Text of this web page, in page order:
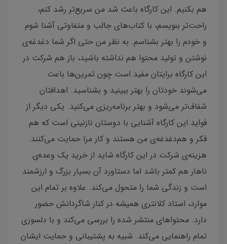
هم بکنیم. این کارگاه باعث شد من سریع‌تر رشد کنم،
راحت‌تر بنویسم، با کتاب‌های جالب و متفاوتی آشنا شوم
و خودم را بهتر بشناسم. به نظر من حتی اگر شما دغدغه‌ی
نوشتن و تولید محتوا هم نداشته باشید، باز هم شرکت در
این کارگاه برایتان مفید است چون تمرین‌ها باعث
می‌شوند خودتان را بهتر ببینید و بشناسید. اهدافتان
شفاف‌تر می‌شود و بهتر برنامه‌ریزی می‌کنید. یکی دیگر از
فواید این کارگاه آشنایی با دوستان نازنینی است که هم
فکر و هم‌دغدغه‌ی من هستند و کار مرا حمایت می‌کنند.
هزینه‌ی شرکت در این کارگاه شاید از خرید یک وعده‌ی
ناهار هم کمتر باشد اما دستاورد آن بسیار بزرگ و ارزشمند
است و زندگی شما را متحول می‌کند. علاوه بر تمام این
موارد، استاد کلانتری همیشه در کنار شاگردانش حضور
دارد. محتواهای منتشر شده را بررسی می‌کند و با دلسوزی
تمام راهنمایی می‌کند. شبیه به پشتیبانی و حمایت ایشان